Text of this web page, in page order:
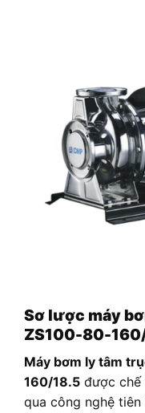
Sơ lược máy
ZS100-80-
Máy bơm ly tâm
160/18.5 được chế
qua công nghệ